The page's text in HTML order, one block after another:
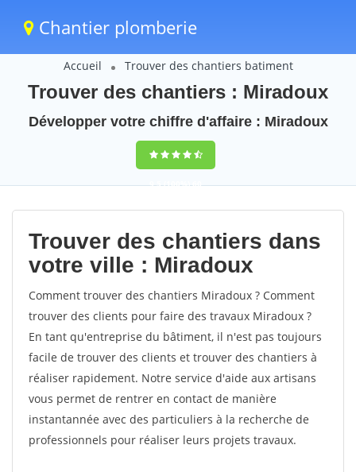
Chantier plomberie
Accueil Trouver des chantiers batiment
Trouver des chantiers : Miradoux
Développer votre chiffre d'affaire : Miradoux
9,5(100%)60
votes
Trouver des chantiers dans
votre ville : Miradoux
Comment trouver des chantiers Miradoux ? Comment
trouver des clients pour faire des travaux Miradoux ?
En tant qu'entreprise du bâtiment, il n'est pas toujours
facile de trouver des clients et trouver des chantiers à
réaliser rapidement. Notre service d'aide aux artisans
vous permet de rentrer en contact de manière
instantannée avec des particuliers à la recherche de
professionnels pour réaliser leurs projets travaux.